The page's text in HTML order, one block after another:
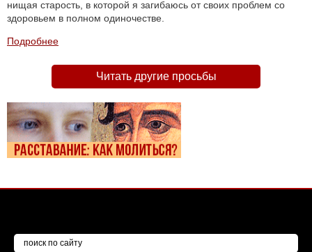
нищая старость, в которой я загибаюсь от своих проблем со
здоровьем в полном одиночестве.
Подробнее
Читать другие просьбы